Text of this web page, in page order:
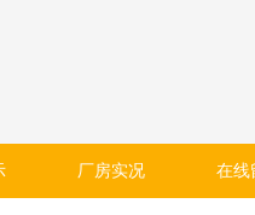
厂房实况 在线